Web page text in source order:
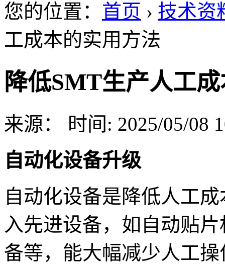
您的位置： 首页 › 技术资
工成本的实用方法
降低SMT生产人工
来源：
时间: 2025/05/08
自动化设备升级
自动化设备是降低人工
入先进设备，如自动贴
备等，能大幅减少人工